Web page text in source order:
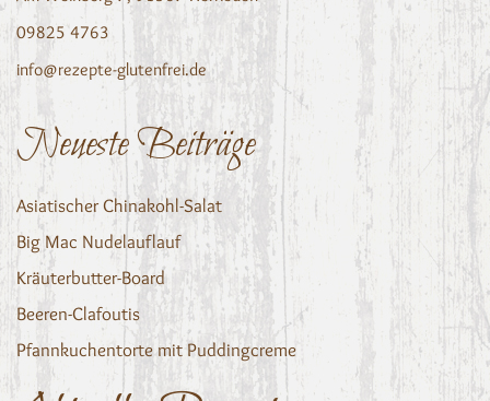
09825 4763
info@rezepte-glutenfrei.de
Neueste Beiträge
Asiatischer Chinakohl-Salat
Big Mac Nudelauflauf
Kräuterbutter-Board
Beeren-Clafoutis
Pfannkuchentorte mit Puddingcreme